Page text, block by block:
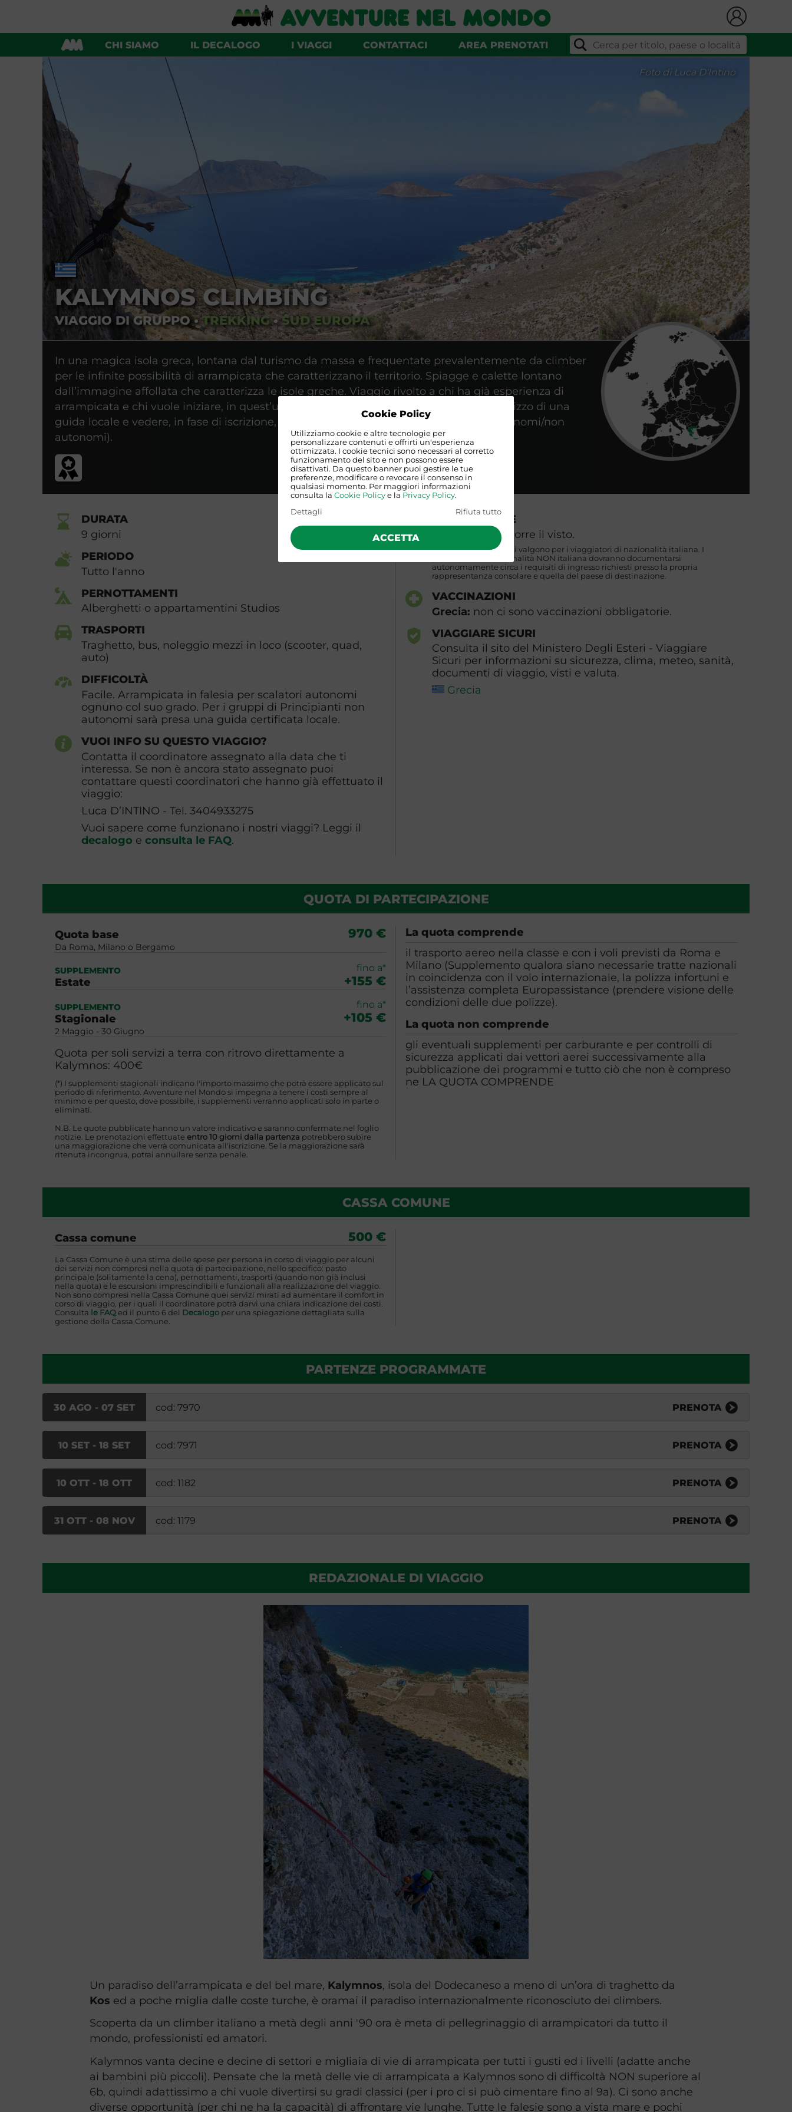
Cookie Policy
Utilizziamo cookie e altre tecnologie per
personalizzare contenuti e offrirti un'esperienza
ottimizzata. I cookie tecnici sono necessari al corretto
funzionamento del sito e non possono essere
disattivati. Da questo banner puoi gestire le tue
preferenze, modificare o revocare il consenso in
qualsiasi momento. Per maggiori informazioni
consulta la Cookie Policye la Privacy Policy.
Dettagli
Rifiuta tutto
ACCETTA
CHI SIAMO IL DECALOGO I VIAGGI CONTATTACI AREA PRENOTATI
KALYMNOS CLIMBING
VIAGGIO DI GRUPPO•TREKKING•SUD EUROPA
Foto di Luca D'Intino
In una magica isola greca, lontana dal turismo da massa e frequentate prevalentemente da climber
per le infinite possibilità di arrampicata che caratterizzano il territorio. Spiagge e calette lontano
dall’immagine affollata che caratterizza le isole greche. Viaggio rivolto a chi ha già esperienza di
arrampicata e chi vuole iniziare, in quest’ultimo caso sarà necessaria preventivare l’utilizzo di una
guida locale e vedere, in fase di iscrizione, le caratteristiche del gruppo che parte (autonomi/non
autonomi).
DURATA
9 giorni
PERIODO
Tutto l'anno
PERNOTTAMENTI
Alberghetti o appartamentini Studios
TRASPORTI
Traghetto, bus, noleggio mezzi in loco (scooter, quad,
auto)
DIFFICOLTÀ
Facile. Arrampicata in falesia per scalatori autonomi
ognuno col suo grado. Per i gruppi di Principianti non
autonomi sarà presa una guida certificata locale.
VUOI INFO SU QUESTO VIAGGIO?
Contatta il coordinatore assegnato alla data che ti
interessa. Se non è ancora stato assegnato puoi
contattare questi coordinatori che hanno già effettuato il
viaggio:
Luca D’INTINO - Tel. 3404933275
Vuoi sapere come funzionano i nostri viaggi? Leggi il
decalogo e consulta le FAQ.
VISTI E NORME
: non occorre il visto.
N.B. I requisiti indicati valgono per i viaggiatori di nazionalità italiana. I
partecipanti di nazionalità NON italiana dovranno documentarsi
autonomamente circa i requisiti di ingresso richiesti presso la propria
rappresentanza consolare e quella del paese di destinazione.
VACCINAZIONI
Grecia: non ci sono vaccinazioni obbligatorie.
VIAGGIARE SICURI
Consulta il sito del Ministero Degli Esteri - Viaggiare
Sicuri per informazioni su sicurezza, clima, meteo, sanità,
documenti di viaggio, visti e valuta.
Grecia
QUOTA DI PARTECIPAZIONE
Quota base
Da Roma, Milano o Bergamo
970 €
SUPPLEMENTO
Estate
fino a*
+155 €
SUPPLEMENTO
Stagionale
2 Maggio - 30 Giugno
fino a*
+105 €
Quota per soli servizi a terra con ritrovo direttamente a
Kalymnos: 400€
(*) I supplementi stagionali indicano l'importo massimo che potrà essere applicato sul
periodo di riferimento. Avventure nel Mondo si impegna a tenere i costi sempre al
minimo e per questo, dove possibile, i supplementi verranno applicati solo in parte o
eliminati.
N.B. Le quote pubblicate hanno un valore indicativo e saranno confermate nel foglio
notizie. Le prenotazioni effettuate entro 10 giorni dalla partenza potrebbero subire
una maggiorazione che verrà comunicata all'iscrizione. Se la maggiorazione sarà
ritenuta incongrua, potrai annullare senza penale.
La quota comprende
il trasporto aereo nella classe e con i voli previsti da Roma e
Milano (Supplemento qualora siano necessarie tratte nazionali
in coincidenza con il volo internazionale, la polizza infortuni e
l’assistenza completa Europassistance (prendere visione delle
condizioni delle due polizze).
La quota non comprende
gli eventuali supplementi per carburante e per controlli di
sicurezza applicati dai vettori aerei successivamente alla
pubblicazione dei programmi e tutto ciò che non è compreso
ne LA QUOTA COMPRENDE
CASSA COMUNE
Cassa comune 500 €
La Cassa Comune è una stima delle spese per persona in corso di viaggio per alcuni
dei servizi non compresi nella quota di partecipazione, nello specifico: pasto
principale (solitamente la cena), pernottamenti, trasporti (quando non già inclusi
nella quota) e le escursioni imprescindibili e funzionali alla realizzazione del viaggio.
Non sono compresi nella Cassa Comune quei servizi mirati ad aumentare il comfort in
corso di viaggio, per i quali il coordinatore potrà darvi una chiara indicazione dei costi.
Consulta le FAQed il punto 6 del Decalogoper una spiegazione dettagliata sulla
gestione della Cassa Comune.
PARTENZE PROGRAMMATE
30 AGO - 07 SET cod: 7970 PRENOTA
10 SET - 18 SET cod: 7971 PRENOTA
10 OTT - 18 OTT cod: 1182 PRENOTA
31 OTT - 08 NOV cod: 1179 PRENOTA
REDAZIONALE DI VIAGGIO
Un paradiso dell’arrampicata e del bel mare, Kalymnos, isola del Dodecaneso a meno di un’ora di traghetto da
Kos ed a poche miglia dalle coste turche, è oramai il paradiso internazionalmente riconosciuto dei climbers.
Scoperta da un climber italiano a metà degli anni '90 ora è meta di pellegrinaggio di arrampicatori da tutto il
mondo, professionisti ed amatori.
Kalymnos vanta decine e decine di settori e migliaia di vie di arrampicata per tutti i gusti ed i livelli (adatte anche
ai bambini più piccoli). Pensate che la metà delle vie di arrampicata a Kalymnos sono di difficoltà NON superiore al
6b, quindi adattissimo a chi vuole divertirsi su gradi classici (per i pro ci si può cimentare fino al 9a). Ci sono anche
diverse opportunità (per chi ne ha la capacità) di affrontare vie lunghe. Tutte le falesie sono a vista mare e pochi